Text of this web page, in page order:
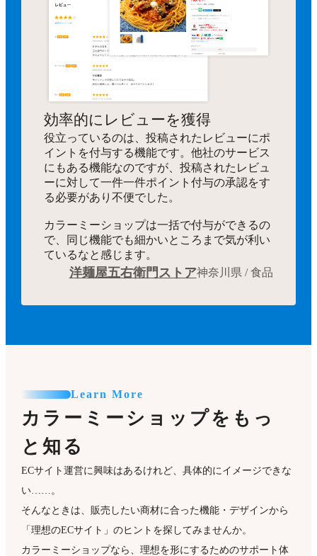
効率的にレビューを獲得
役立っているのは、投稿されたレビューにポ
イントを付与する機能です。他社のサービス
にもある機能なのですが、投稿されたレビュ
ーに対して一件一件ポイント付与の承認をす
る必要があり不便でした。
カラーミーショップは一括で付与ができるの
で、同じ機能でも細かいところまで気が利い
ているなと感じます。
洋麺屋五右衛門ストア神奈川県 / 食品
Learn More
カラーミーショップをもっ
と知る
ECサイト運営に興味はあるけれど、具体的にイメージできな
い……。
そんなときは、販売したい商材に合った機能・デザインから
「理想のECサイト」のヒントを探してみませんか。
カラーミーショップなら、理想を形にするためのサポート体